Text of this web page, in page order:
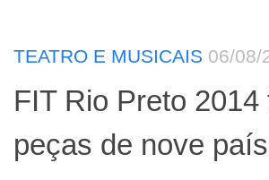
TEATRO E MUSICAIS 06/08/
FIT Rio Preto 2014
peças de nove